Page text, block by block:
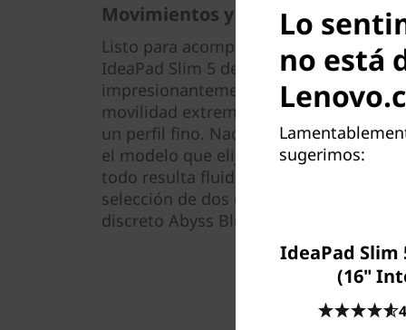
Movimientos y declaraciones
Listo para acompañarte en tu camino
IdeaPad Slim 5 de 9.ª generación
impresionantemente fino y ligero, se
movilidad extrema. Tan solo pesa 1,89
un perfil fino. Nada te impedirá
el modelo que elijas. Además, gracias
todo resulta fluido y rápido. Muestra tu
selección de dos colores estelares: el
discreto Abyss Blue.
Lo
no está
sugerimos:
IdeaPad Slim
(16"